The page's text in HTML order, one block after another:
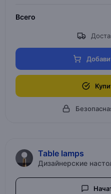
Всего
Table lamps
Дизайнерские